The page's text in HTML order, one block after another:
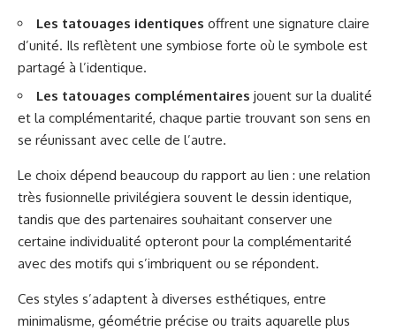
Les tatouages identiques offrent une signature claire
d’unité. Ils reflètent une symbiose forte où le symbole est
partagé à l’identique.
Les tatouages complémentaires jouent sur la dualité
et la complémentarité, chaque partie trouvant son sens en
se réunissant avec celle de l’autre.
Le choix dépend beaucoup du rapport au lien : une relation
très fusionnelle privilégiera souvent le dessin identique,
tandis que des partenaires souhaitant conserver une
certaine individualité opteront pour la complémentarité
avec des motifs qui s’imbriquent ou se répondent.
Ces styles s’adaptent à diverses esthétiques, entre
minimalisme, géométrie précise ou traits aquarelle plus